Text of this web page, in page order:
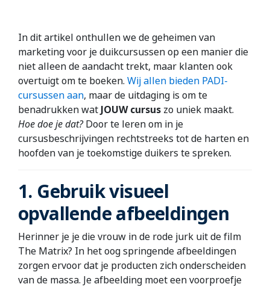
In dit artikel onthullen we de geheimen van
marketing voor je duikcursussen op een manier die
niet alleen de aandacht trekt, maar klanten ook
overtuigt om te boeken. Wij allen bieden PADI-
cursussen aan, maar de uitdaging is om te
benadrukken wat JOUW cursus zo uniek maakt.
Hoe doe je dat?Door te leren om in je
cursusbeschrijvingen rechtstreeks tot de harten en
hoofden van je toekomstige duikers te spreken.
1. Gebruik visueel
opvallende afbeeldingen
Herinner je je die vrouw in de rode jurk uit de film
The Matrix? In het oog springende afbeeldingen
zorgen ervoor dat je producten zich onderscheiden
van de massa. Je afbeelding moet een voorproefje